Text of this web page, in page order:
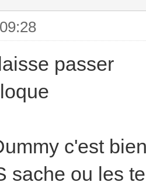
passer
c'est
sache ou les